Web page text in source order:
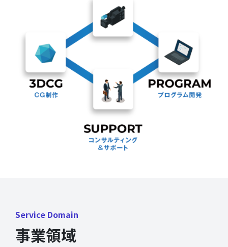
Service Domain
事業領域